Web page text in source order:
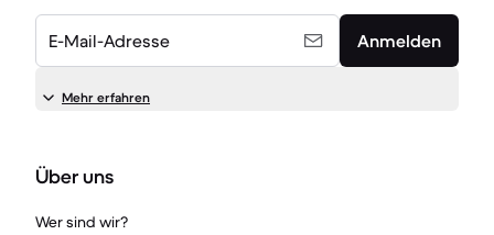
E-Mail-Adresse Anmelden
Mehr erfahren
Über uns
Wer sind wir?